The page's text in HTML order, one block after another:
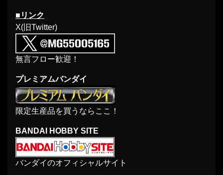
■リンク
X(旧Twitter)
無言フロー歓迎！
プレミアムバンダイ
限定生産品を買うならここ！
BANDAI HOBBY SITE
バンダイのオフィシャルサイト